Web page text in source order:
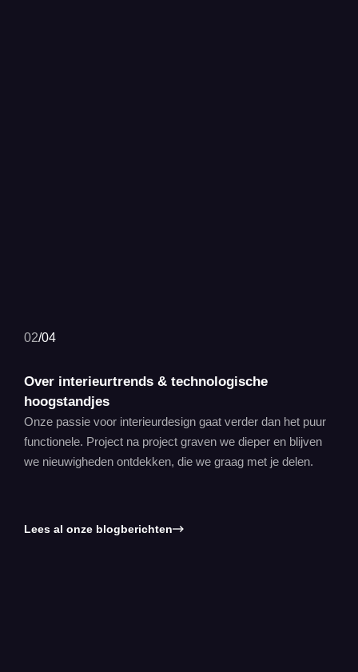
02/04
Over interieurtrends & technologische
hoogstandjes
Onze passie voor interieurdesign gaat verder dan het puur
functionele. Project na project graven we dieper en blijven
we nieuwigheden ontdekken, die we graag met je delen.
Lees al onze blogberichten